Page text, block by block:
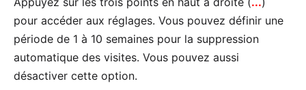
pour accéder aux réglages. Vous pouvez définir une
période de 1 à 10 semaines pour la suppression
automatique des visites. Vous pouvez aussi
désactiver cette option.